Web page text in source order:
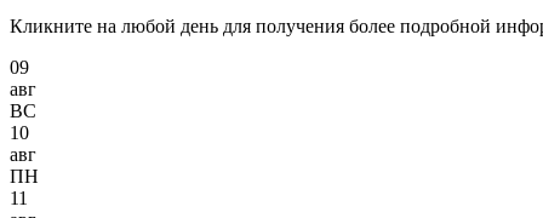
Кликните на любой день для получения более подробной
09
авг
ВС
10
авг
ПН
11